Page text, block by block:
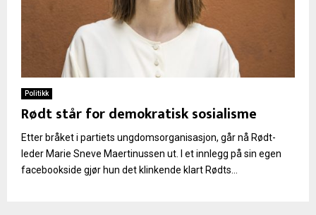
Politikk
Rødt står for demokratisk sosialisme
Etter bråket i partiets ungdomsorganisasjon, går nå Rødt-
leder Marie Sneve Maertinussen ut. I et innlegg på sin egen
facebookside gjør hun det klinkende klart Rødts...